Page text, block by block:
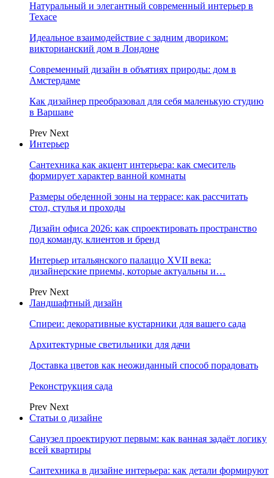
Натуральный и элегантный современный интерьер в
Техасе
Идеальное взаимодействие с задним двориком:
викторианский дом в Лондоне
Современный дизайн в объятиях природы: дом в
Амстердаме
Как дизайнер преобразовал для себя маленькую студию
в Варшаве
Prev Next
Интерьер
Сантехника как акцент интерьера: как смеситель
формирует характер ванной комнаты
Размеры обеденной зоны на террасе: как рассчитать
стол, стулья и проходы
Дизайн офиса 2026: как спроектировать пространство
под команду, клиентов и бренд
Интерьер итальянского палаццо XVII века:
дизайнерские приемы, которые актуальны и…
Prev Next
Ландшафтный дизайн
Спиреи: декоративные кустарники для вашего сада
Архитектурные светильники для дачи
Доставка цветов как неожиданный способ порадовать
Реконструкция сада
Prev Next
Статьи о дизайне
Санузел проектируют первым: как ванная задаёт логику
всей квартиры
Сантехника в дизайне интерьера: как детали формируют